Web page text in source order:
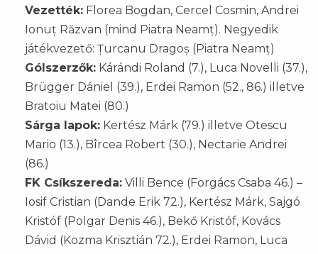
Vezették: Florea Bogdan, Cercel Cosmin, Andrei
Ionuț Răzvan (mind Piatra Neamț). Negyedik
játékvezető: Țurcanu Dragoș (Piatra Neamț)
Gólszerzők: Kárándi Roland (7.), Luca Novelli (37.),
Brügger Dániel (39.), Erdei Ramon (52., 86.) illetve
Bratoiu Matei (80.)
Sárga lapok: Kertész Márk (79.) illetve Otescu
Mario (13.), Bîrcea Robert (30.), Nectarie Andrei
(86.)
FK Csíkszereda: Villi Bence (Forgács Csaba 46.) –
Iosif Cristian (Dande Erik 72.), Kertész Márk, Sajgó
Kristóf (Polgar Denis 46.), Bekő Kristóf, Kovács
Dávid (Kozma Krisztián 72.), Erdei Ramon, Luca